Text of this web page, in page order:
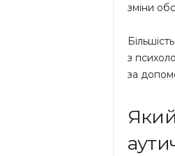
зміни
з
за